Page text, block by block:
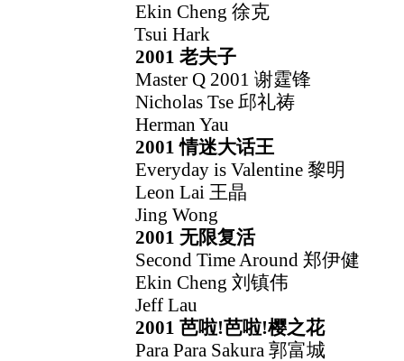
Ekin Cheng 徐克
Tsui Hark
2001 老夫子
Master Q 2001 谢霆锋
Nicholas Tse 邱礼祷
Herman Yau
2001 情迷大话王
Everyday is Valentine 黎明
Leon Lai 王晶
Jing Wong
2001 无限复活
Second Time Around 郑伊健
Ekin Cheng 刘镇伟
Jeff Lau
2001 芭啦!芭啦!樱之花
Para Para Sakura 郭富城